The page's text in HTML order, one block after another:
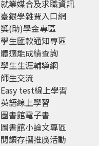
就業媒合及求職資訊
臺銀學雜費入口網
獎(助)學金專區
學生匯款通知專區
體適能成績查詢
學生生涯輔導網
師生交流
Easy test線上學習
英語線上學習
圖書館電子書
圖書館小論文專區
閱讀存摺推廣活動